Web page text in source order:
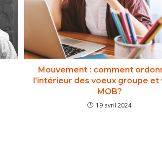
Mouvement : comment
l’intérieur des voeux groupe et
MOB?
19 avril 2024